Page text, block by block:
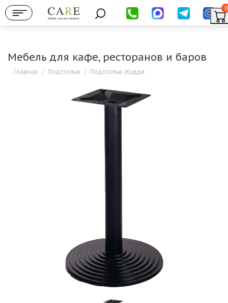
Мебель для ресторанов
0
Мебель для кафе, ресторанов и баров
Главная / Подстолья / Подстолье Жудди